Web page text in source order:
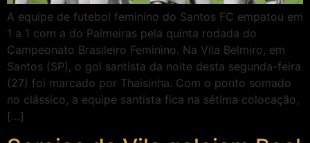
A equipe de futebol feminino do Santos FC empatou em
1 a 1 com a do Palmeiras pela quinta rodada do
Campeonato Brasileiro Feminino. Na Vila Belmiro, em
Santos (SP), o gol santista da noite desta segunda-feira
(27) foi marcado por Thaisinha. Com o ponto somado
no clássico, a equipe santista fica na sétima colocação,
[…]